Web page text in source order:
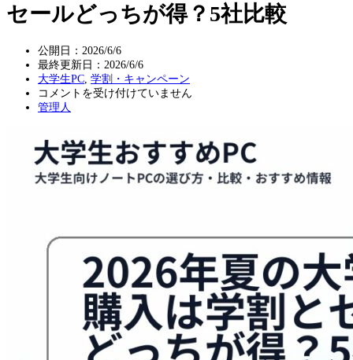
セールどっちが得？5社比較
公開日：2026/6/6
最終更新日： 2026/6/6
大学生PC 学割・キャンペーン
2026
年
大
学
生
学
コメントを受け付けていません
管理人